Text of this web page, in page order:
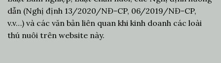
dẫn (Nghị định 13/2020/NĐ-CP, 06/2019/NĐ-CP,
v.v…) và các văn bản liên quan khi kinh doanh các loài
thú nuôi trên website này.